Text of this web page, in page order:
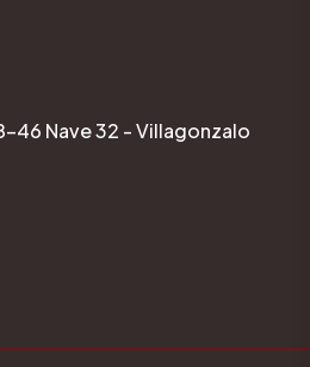
46 Nave 32 - Villagonzalo